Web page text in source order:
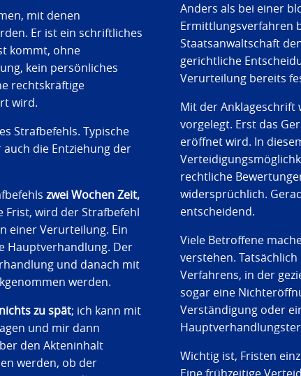
mit denen
Er ist ein schriftliches
kommt, ohne
kein persönliches
rechtskräftige
wird.
Strafbefehls. Typische
die Entziehung der
zwei Wochen Zeit,
Frist, wird der Strafbefehl
einer Verurteilung. Ein
Hauptverhandlung. Der
und danach mit
werden.
zu spät; ich kann mit
und mir dann
den Akteninhalt
werden, ob der
Anders als bei einer
Ermittlungsverfahren
Staatsanwaltschaft
gerichtliche
Verurteilung bereits
Mit der Anklageschrift
vorgelegt. Erst das
eröffnet wird. In
rechtliche
widersprüchlich.
entscheidend.
Viele Betroffene
verstehen.
Verfahrens, in der
sogar eine
Verständigung oder
Wichtig ist, Fristen